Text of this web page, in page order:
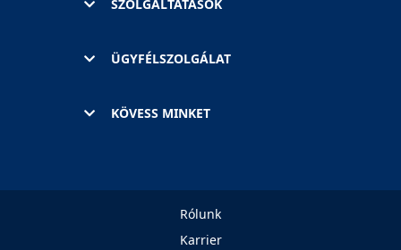
SZOLGÁLTATÁSOK
ÜGYFÉLSZOLGÁLAT
KÖVESS MINKET
Rólunk
Karrier